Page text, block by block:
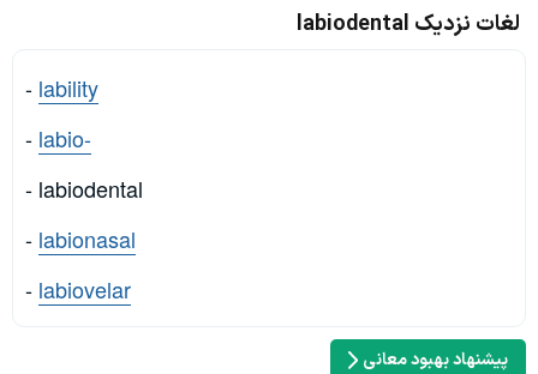
لغات نزدیک labiodental
- lability
- labio-
- labiodental
- labionasal
- labiovelar
پیشنهاد بهبود معانی